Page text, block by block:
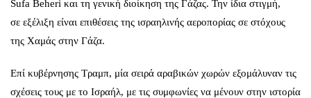
Sufa Beheri και τη γενική διοίκηση της Γάζας. Την ίδια στιγμή,
σε εξέλιξη είναι επιθέσεις της ισραηλινής αεροπορίας σε στόχους
της Χαμάς στην Γάζα.
Επί κυβέρνησης Τραμπ, μία σειρά αραβικών χωρών εξομάλυναν τις
σχέσεις τους με το Ισραήλ, με τις συμφωνίες να μένουν στην ιστορία